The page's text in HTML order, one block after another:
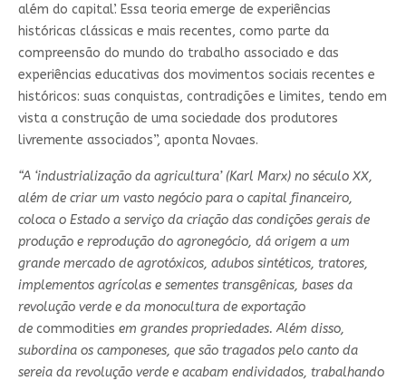
além do capital’. Essa teoria emerge de experiências
históricas clássicas e mais recentes, como parte da
compreensão do mundo do trabalho associado e das
experiências educativas dos movimentos sociais recentes e
históricos: suas conquistas, contradições e limites, tendo em
vista a construção de uma sociedade dos produtores
livremente associados”, aponta Novaes.
“A ‘industrialização da agricultura’ (Karl Marx) no século XX,
além de criar um vasto negócio para o capital financeiro,
coloca o Estado a serviço da criação das condições gerais de
produção e reprodução do agronegócio, dá origem a um
grande mercado de agrotóxicos, adubos sintéticos, tratores,
implementos agrícolas e sementes transgênicas, bases da
revolução verde e da monocultura de exportação
de commodities em grandes propriedades. Além disso,
subordina os camponeses, que são tragados pelo canto da
sereia da revolução verde e acabam endividados, trabalhando